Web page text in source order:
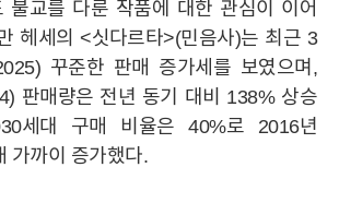
주가정보 IR자료실
불교를 다룬 작품에 대한 관심이 이어
헤세의 <싯다르타>(민음사)는 최근 3
꾸준한 판매 증가세를 보였으며,
판매량은 전년 동기 대비 138% 상승
세대 구매 비율은 40%로 2016년
가까이 증가했다.